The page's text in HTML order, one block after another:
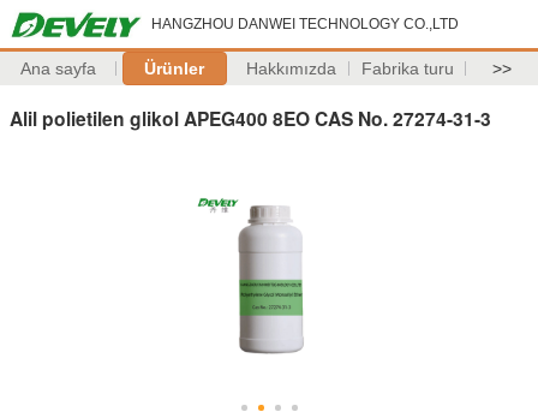
HANGZHOU DANWEI TECHNOLOGY CO.,LTD
Ana sayfa Ürünler Hakkımızda Fabrika turu >>
Alil polietilen glikol APEG400 8EO CAS No. 27274-31-3